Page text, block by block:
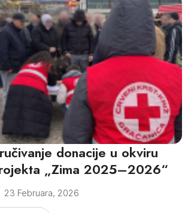
donacije u okviru
„Zima 2025–2026“
23 Februara, 2026